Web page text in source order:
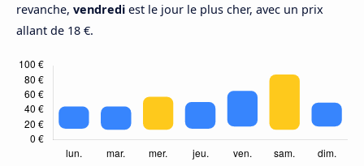
revanche, vendredi est le jour le plus cher, avec un prix
allant de 18 €.